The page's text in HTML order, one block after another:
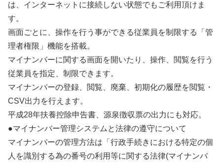
は、インターネットに接続しない状態でもご利用頂けま
す。
画面ごとに、操作を行う事ができる従業員を制限する「管
理者権限」機能を搭載。
マイナンバーに関する画面を開いたり、操作、閲覧を行う
従業員を指定、制限できます。
マイナンバーの登録、閲覧、廃棄、初期化の履歴を閲覧・
CSV出力を行えます。
平成28年扶養控除申告書、源泉徴収票の出力にも対応。
●マイナンバー管理システムと法律の遵守について
マイナンバーの管理方法は「行政手続きにおける特定の個
人を識別する為の番号の利用等に関する法律(マイナンバ